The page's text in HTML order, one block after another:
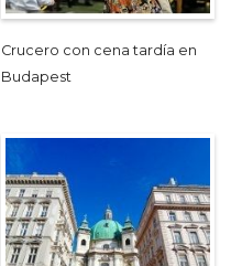
Crucero con cena tardía en
Budapest